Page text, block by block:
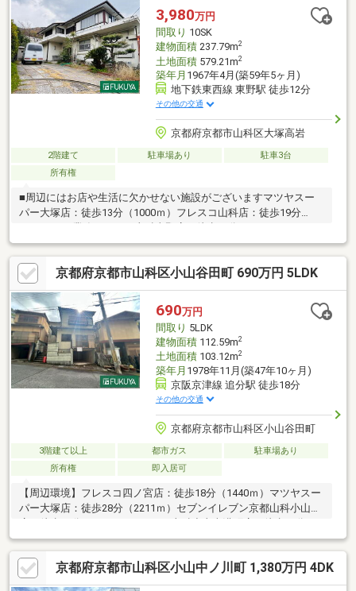
インターホン床暖房 など《 周辺施設 》セブンイレブン…歩８分
（約607ｍ）フレスコ…歩１８分（約1428ｍ）大塚小学校…歩１２
分（約909ｍ）
3,980万円
間取り 10SK
建物面積237.79m2
土地面積579.21m2
築年月 1967年4月(築59年5ヶ月)
地下鉄東西線 東野駅 徒歩12分
その他の交通
京都府京都市山科区大塚高岩
2階建て 駐車場あり
駐車3台
所有権
■周辺にはお店や生活に欠かせない施設がございますマツヤスー
パー大塚店：徒歩13分（1000ｍ）フレスコ山科店：徒歩19分
ン山科小山南溝町店：徒歩7分（550ｍ）ファミリーマート山科大
塚店：徒歩11分（844ｍ）セブンイレブン京都山科小山店：徒歩
10分（768ｍ）ダックス山科大塚店：徒歩9分（658ｍ）医療法人
社団洛和会洛和会音羽病院：徒歩14分（1107ｍ） ※駐車台数は車
種による※売主の契約不適合責任免責※写真中の家具等の調度品は
売買対象に含まれません
京都府京都市山科区小山谷田町 690万円 5LDK
690万円
間取り 5LDK
建物面積112.59m2
土地面積103.12m2
築年月 1978年11月(築47年10ヶ月)
京阪京津線 追分駅 徒歩18分
その他の交通
京都府京都市山科区小山谷田町
3階建て以上 都市ガス
駐車場あり
所有権
即入居可
【周辺環境】フレスコ四ノ宮店：徒歩18分（1440ｍ）マツヤスー
パー大塚店：徒歩28分（2211ｍ）セブンイレブン京都山科小山
店：徒歩11分（812ｍ）ローソン山科小山南溝町店：徒歩11分
（803ｍ）ダックス山科大塚店：徒歩18分（1382ｍ）ジョーシン
山科店：徒歩21分（1628ｍ）医療法人洛和会洛和会音羽記念病
院：徒歩10分（795ｍ）大津藤尾簡易郵便局：徒歩20分（1582
ｍ）京都市山科図書館：徒歩31分（2413ｍ）滋賀銀行山科支店：
京都府京都市山科区小山中ノ川町 1,380万円 4DK